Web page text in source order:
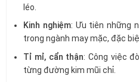
léo.
Kinh nghiệm: Ưu tiên những
trong ngành may mặc, đặc
Tỉ mỉ, cẩn thận: Công việc
từng đường kim mũi chỉ.